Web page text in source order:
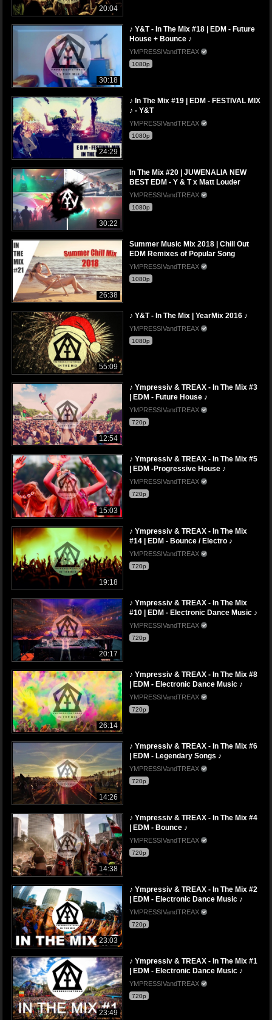
20:04
30:18
♪ Y&T - In The Mix #18 | EDM - Future
House + Bounce ♪
YMPRESSIVandTREAX
1080p
24:29
♪ In The Mix #19 | EDM - FESTIVAL MIX
♪ - Y&T
YMPRESSIVandTREAX
1080p
30:22
In The Mix #20 | JUWENALIA NEW
BEST EDM - Y & T x Matt Louder
YMPRESSIVandTREAX
1080p
26:38
Summer Music Mix 2018 | Chill Out
EDM Remixes of Popular Song
YMPRESSIVandTREAX
1080p
55:09
♪ Y&T - In The Mix | YearMix 2016 ♪
YMPRESSIVandTREAX
1080p
12:54
♪ Ympressiv & TREAX - In The Mix #3
| EDM - Future House ♪
YMPRESSIVandTREAX
720p
15:03
♪ Ympressiv & TREAX - In The Mix #5
| EDM -Progressive House ♪
YMPRESSIVandTREAX
720p
19:18
♪ Ympressiv & TREAX - In The Mix
#14 | EDM - Bounce / Electro ♪
YMPRESSIVandTREAX
720p
20:17
♪ Ympressiv & TREAX - In The Mix
#10 | EDM - Electronic Dance Music ♪
YMPRESSIVandTREAX
720p
26:14
♪ Ympressiv & TREAX - In The Mix #8
| EDM - Electronic Dance Music ♪
YMPRESSIVandTREAX
720p
14:26
♪ Ympressiv & TREAX - In The Mix #6
| EDM - Legendary Songs ♪
YMPRESSIVandTREAX
720p
14:38
♪ Ympressiv & TREAX - In The Mix #4
| EDM - Bounce ♪
YMPRESSIVandTREAX
720p
23:03
♪ Ympressiv & TREAX - In The Mix #2
| EDM - Electronic Dance Music ♪
YMPRESSIVandTREAX
720p
23:49
♪ Ympressiv & TREAX - In The Mix #1
| EDM - Electronic Dance Music ♪
YMPRESSIVandTREAX
720p